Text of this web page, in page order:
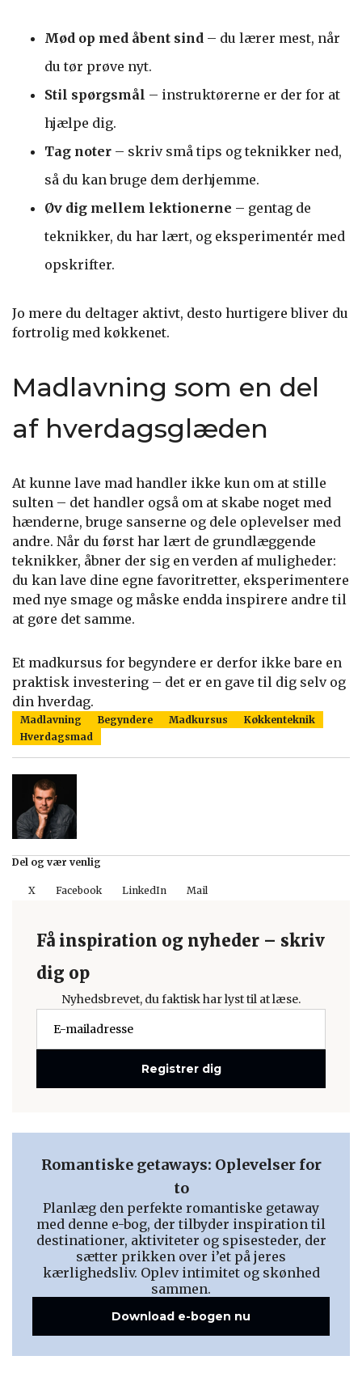
Mød op med åbent sind – du lærer mest, når
du tør prøve nyt.
Stil spørgsmål – instruktørerne er der for at
hjælpe dig.
Tag noter – skriv små tips og teknikker ned,
så du kan bruge dem derhjemme.
Øv dig mellem lektionerne – gentag de
teknikker, du har lært, og eksperimentér med
opskrifter.
Jo mere du deltager aktivt, desto hurtigere bliver du
fortrolig med køkkenet.
Madlavning som en del
af hverdagsglæden
At kunne lave mad handler ikke kun om at stille
sulten – det handler også om at skabe noget med
hænderne, bruge sanserne og dele oplevelser med
andre. Når du først har lært de grundlæggende
teknikker, åbner der sig en verden af muligheder:
du kan lave dine egne favoritretter, eksperimentere
med nye smage og måske endda inspirere andre til
at gøre det samme.
Et madkursus for begyndere er derfor ikke bare en
praktisk investering – det er en gave til dig selv og
din hverdag.
Madlavning Begyndere Madkursus
Køkkenteknik
Hverdagsmad
Del og vær venlig
X Facebook LinkedIn Mail
Få inspiration og nyheder – skriv
dig op
Nyhedsbrevet, du faktisk har lyst til at læse.
Registrer dig
Romantiske getaways: Oplevelser for
to
Planlæg den perfekte romantiske getaway
med denne e-bog, der tilbyder inspiration til
destinationer, aktiviteter og spisesteder, der
sætter prikken over i’et på jeres
kærlighedsliv. Oplev intimitet og skønhed
sammen.
Download e-bogen nu